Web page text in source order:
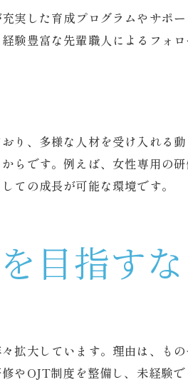
未経験者募集で女性職
職人系の仕事で性別を
プログラム未経験者が選ぶ
リフォーム職人もプ
未経験者募集で学ぶ成
未経験からものづくり
職人系の仕事でスキル
リフォーム職人が転職
未経験者募集が多い職
実した育成プログラムやサポ
験豊富な先輩職人によるフォ
り、多様な人材を受け入れる
らです。例えば、女性専用の
ての成長が可能な環境です。
目指す
拡大しています。理由は、も
やOJT制度を整備し、未経験